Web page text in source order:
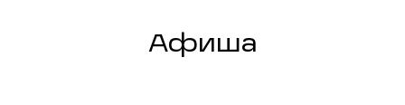
Афиша